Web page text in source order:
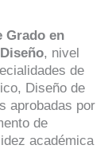
Grado en
, nivel
de
Diseño de
aprobadas por
de
académica